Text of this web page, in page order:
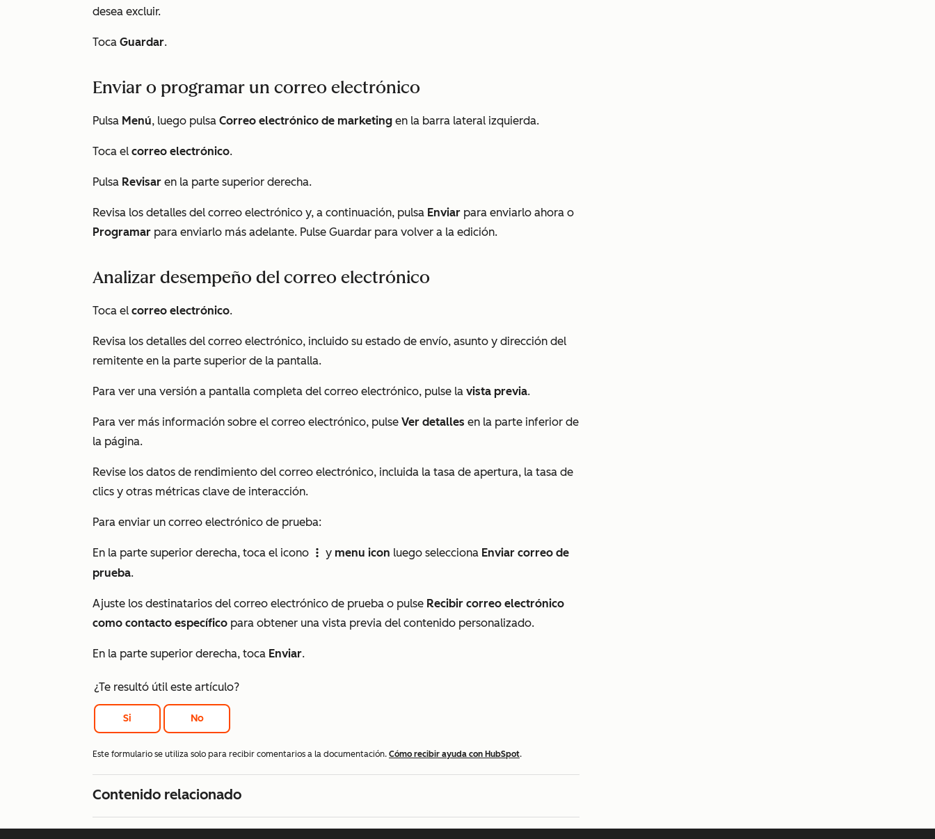
desea excluir.
Toca Guardar.
Enviar o programar un correo electrónico
Pulsa Menú, luego pulsa Correo electrónico de marketing en la barra lateral izquierda.
Toca el correo electrónico.
Pulsa Revisar en la parte superior derecha.
Revisa los detalles del correo electrónico y, a continuación, pulsa Enviar para enviarlo ahora o
Programar para enviarlo más adelante. Pulse Guardar para volver a la edición.
Analizar desempeño del correo electrónico
Toca el correo electrónico.
Revisa los detalles del correo electrónico, incluido su estado de envío, asunto y dirección del
remitente en la parte superior de la pantalla.
Para ver una versión a pantalla completa del correo electrónico, pulse la vista previa.
Para ver más información sobre el correo electrónico, pulse Ver detalles en la parte inferior de
la página.
Revise los datos de rendimiento del correo electrónico, incluida la tasa de apertura, la tasa de
clics y otras métricas clave de interacción.
Para enviar un correo electrónico de prueba:
En la parte superior derecha, toca el icono verticalMenu y menu icon luego selecciona Enviar correo de
prueba.
Ajuste los destinatarios del correo electrónico de prueba o pulse Recibir correo electrónico
como contacto específico para obtener una vista previa del contenido personalizado.
En la parte superior derecha, toca Enviar.
¿Te resultó útil este artículo?
Si No
Este formulario se utiliza solo para recibir comentarios a la documentación. Cómo recibir ayuda con HubSpot.
Contenido relacionado